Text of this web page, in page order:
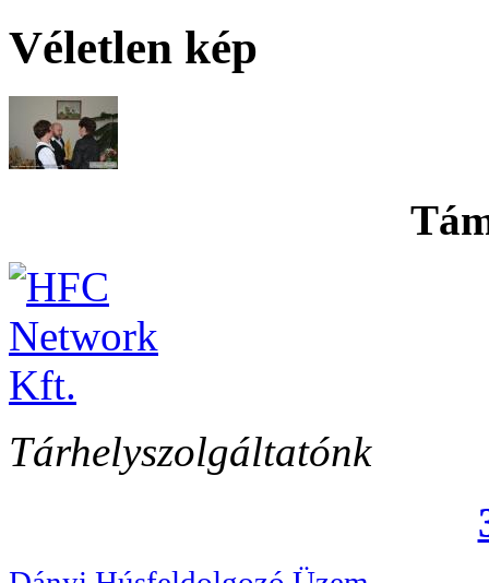
Véletlen kép
Tárhelyszolgáltatónk